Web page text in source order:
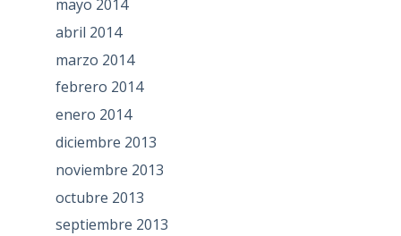
mayo 2014
abril 2014
marzo 2014
febrero 2014
enero 2014
diciembre 2013
noviembre 2013
octubre 2013
septiembre 2013